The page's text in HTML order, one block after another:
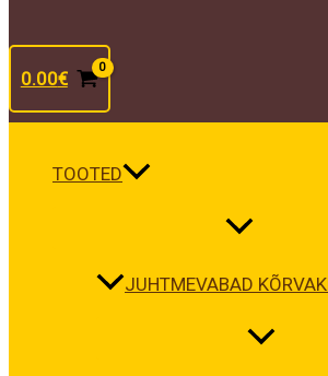
0.00€
TOOTED
JUHTMEVABAD